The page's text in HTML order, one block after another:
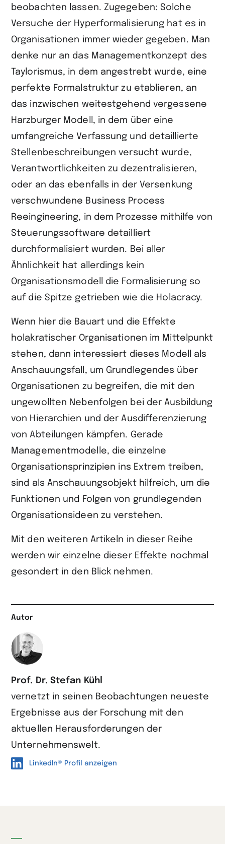
beobachten lassen. Zugegeben: Solche
Versuche der Hyperformalisierung hat es in
Organisationen immer wieder gegeben. Man
denke nur an das Managementkonzept des
Taylorismus, in dem angestrebt wurde, eine
perfekte Formalstruktur zu etablieren, an
das inzwischen weitestgehend vergessene
Harzburger Modell, in dem über eine
umfangreiche Verfassung und detaillierte
Stellenbeschreibungen versucht wurde,
Verantwortlichkeiten zu dezentralisieren,
oder an das ebenfalls in der Versenkung
verschwundene Business Process
Reeingineering, in dem Prozesse mithilfe von
Steuerungssoftware detailliert
durchformalisiert wurden. Bei aller
Ähnlichkeit hat allerdings kein
Organisationsmodell die Formalisierung so
auf die Spitze getrieben wie die Holacracy.
Wenn hier die Bauart und die Effekte
holakratischer Organisationen im Mittelpunkt
stehen, dann interessiert dieses Modell als
Anschauungsfall, um Grundlegendes über
Organisationen zu begreifen, die mit den
ungewollten Nebenfolgen bei der Ausbildung
von Hierarchien und der Ausdifferenzierung
von Abteilungen kämpfen. Gerade
Managementmodelle, die einzelne
Organisationsprinzipien ins Extrem treiben,
sind als Anschauungsobjekt hilfreich, um die
Funktionen und Folgen von grundlegenden
Organisationsideen zu verstehen.
Mit den weiteren Artikeln in dieser Reihe
werden wir einzelne dieser Effekte nochmal
gesondert in den Blick nehmen.
Autor
Prof. Dr. Stefan Kühl
vernetzt in seinen Beobachtungen neueste
Ergebnisse aus der Forschung mit den
aktuellen Herausforderungen der
Unternehmenswelt.
LinkedIn® Profil anzeigen